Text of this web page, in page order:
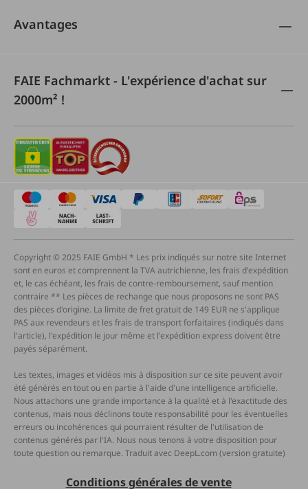
Avantages
FAIE Fachmarkt - L'expérience d'achat sur
2000m² !
Copyright © 2025 FAIE GmbH * Les prix indiqués sur notre site Internet
sont en euros et comprennent la TVA autrichienne, les frais d'expédition
et, le cas échéant, les frais de contre-remboursement, sauf mention
contraire ** Les pièces de rechange que nous proposons ne sont PAS
des pièces d'origine. La limite de fret gratuit de 149 EUR ne s'applique
PAS aux revendeurs et les frais de transport forfaitaires (indiqués dans
l'article), l'expédition le jour même et l'expédition express doivent être
payés séparément.
Les textes, images et vidéos mis à disposition sur ce site peuvent avoir
été générés en tout ou en partie à l'aide d'une intelligence artificielle.
Nous attachons une grande importance à la qualité et à l'exactitude des
contenus, mais nous déclinons toute responsabilité pour les éventuelles
erreurs ou incohérences qui pourraient résulter de l'utilisation de
contenus générés par l'IA. Nous nous tenons à votre disposition pour
toute question ou remarque. Traduit avec DeepL.com (version gratuite)
Conditions générales de vente